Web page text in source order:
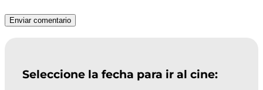
Enviar comentario
Seleccione la fecha para ir al cine: